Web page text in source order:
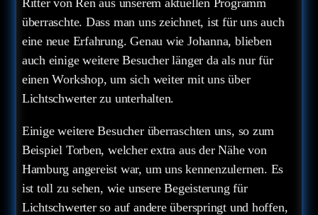
Ritter von Ren aus unserem aktuellen Programm
überraschte. Dass man uns zeichnet, ist für uns auch
eine neue Erfahrung. Genau wie Johanna, blieben
auch einige weitere Besucher länger da als nur für
einen Workshop, um sich weiter mit uns über
Lichtschwerter zu unterhalten.
Einige weitere Besucher überraschten uns, so zum
Beispiel Torben, welcher extra aus der Nähe von
Hamburg angereist war, um uns kennenzulernen. Es
ist toll zu sehen, wie unsere Begeisterung für
Lichtschwerter so auf andere überspringt und hoffen,